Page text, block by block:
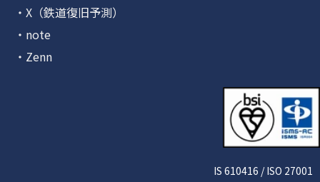
・X（鉄道復旧予測）
・note
・Zenn
IS 610416 / ISO 27001